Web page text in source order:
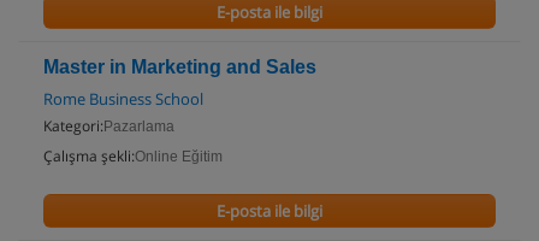
E-posta ile bilgi
Master in Marketing and Sales
Rome Business School
Kategori: Pazarlama
Çalışma şekli:Online Eğitim
E-posta ile bilgi